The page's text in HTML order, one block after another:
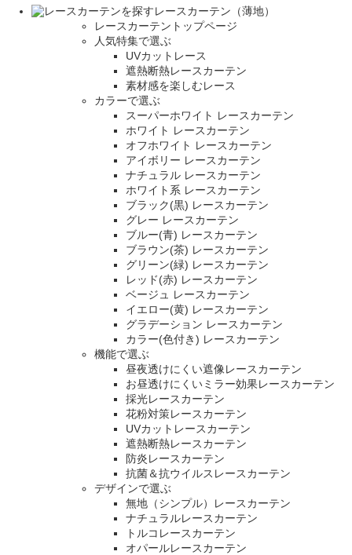
レースカーテン（薄地）
レースカーテントップページ
人気特集で選ぶ
UVカットレース
遮熱断熱レースカーテン
素材感を楽しむレース
カラーで選ぶ
スーパーホワイト レースカーテン
ホワイト レースカーテン
オフホワイト レースカーテン
アイボリー レースカーテン
ナチュラル レースカーテン
ホワイト系 レースカーテン
ブラック(黒) レースカーテン
グレー レースカーテン
ブルー(青) レースカーテン
ブラウン(茶) レースカーテン
グリーン(緑) レースカーテン
レッド(赤) レースカーテン
ベージュ レースカーテン
イエロー(黄) レースカーテン
グラデーション レースカーテン
カラー(色付き) レースカーテン
機能で選ぶ
昼夜透けにくい遮像レースカーテン
お昼透けにくいミラー効果レースカーテン
採光レースカーテン
花粉対策レースカーテン
UVカットレースカーテン
遮熱断熱レースカーテン
防炎レースカーテン
抗菌＆抗ウイルスレースカーテン
デザインで選ぶ
無地（シンプル）レースカーテン
ナチュラルレースカーテン
トルコレースカーテン
オパールレースカーテン